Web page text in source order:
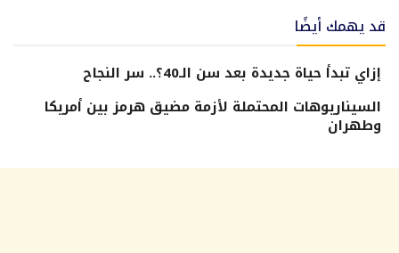
قد يهمك أيضًا
إزاي تبدأ حياة جديدة بعد سن الـ40؟.. سر النجاح
السيناريوهات المحتملة لأزمة مضيق هرمز بين أمريكا
وطهران